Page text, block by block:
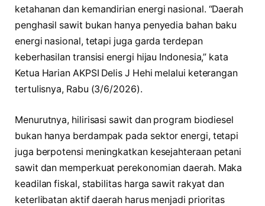
ketahanan dan kemandirian energi nasional. “Daerah
penghasil sawit bukan hanya penyedia bahan baku
energi nasional, tetapi juga garda terdepan
keberhasilan transisi energi hijau Indonesia,” kata
Ketua Harian AKPSI Delis J Hehi melalui keterangan
tertulisnya, Rabu (3/6/2026).
Menurutnya, hilirisasi sawit dan program biodiesel
bukan hanya berdampak pada sektor energi, tetapi
juga berpotensi meningkatkan kesejahteraan petani
sawit dan memperkuat perekonomian daerah. Maka
keadilan fiskal, stabilitas harga sawit rakyat dan
keterlibatan aktif daerah harus menjadi prioritas